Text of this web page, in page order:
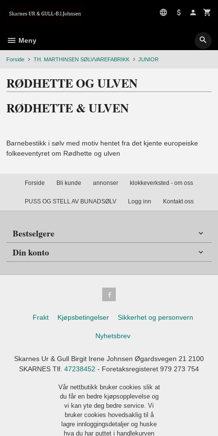
Meny
Forside TH. MARTHINSEN SØLVVAREFABRIKK JUNIOR
RØDHETTE OG ULVEN
RØDHETTE & ULVEN
Barnebestikk i sølv med motiv hentet fra det kjente europeiske
folkeeventyret om Rødhette og ulven
Forside Bli kunde annonser klokkeverksted - om oss
PUSS OG STELL AV BUNADSØLV Logg inn Kontakt oss
Bestselgere
Din konto
Frakt Kjøpsbetingelser Sikkerhet og personvern
Nyhetsbrev
Skarnes Ur & Gull Birgit Irene Johnsen Øgardsvegen 21 2100
SKARNES Tlf. 47238452 - Foretaksregisteret 979 273 754
Vår nettbutikk bruker cookies slik at
du får en bedre kjøpsopplevelse og
vi kan yte deg bedre service. Vi
bruker cookies hovedsaklig til å
lagre innloggingsdetaljer og huske
hva du har puttet i handlekurven